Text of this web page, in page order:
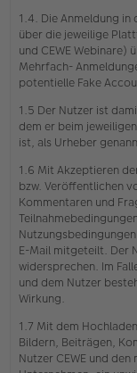
1.4. Die Anmeldung
über die jeweilige
und CEWE Webinare)
Mehrfach-
potentielle Fake
1.5 Der Nutzer ist
dem er beim
ist, als Urheber
1.6 Mit Akzeptieren
bzw. Veröffentlichen
Kommentaren und
E-Mail mitgeteilt. Der
widersprechen. Im
und dem Nutzer
Wirkung.
1.7 Mit dem
Bildern, Beiträgen,
Nutzer CEWE und